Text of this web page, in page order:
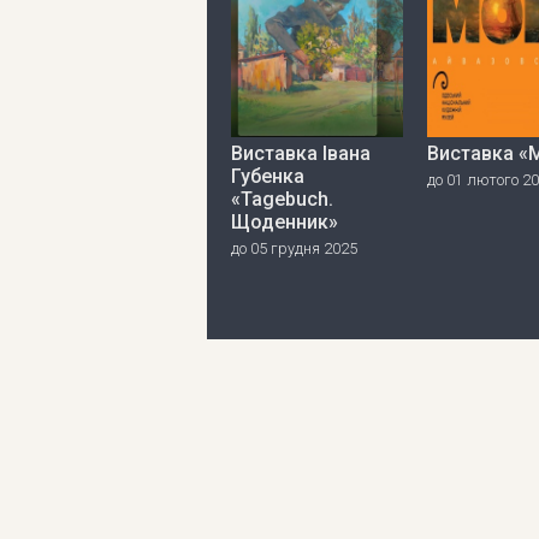
Виставка Івана
Губенка
«Tagebuch.
Щоденник»
до 05 грудня 2025
Виставка
до 01 лютого